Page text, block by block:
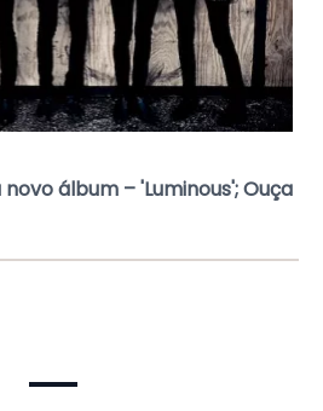
álbum – 'Luminous'; Ouça